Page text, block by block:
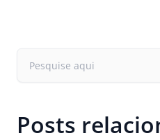
Posts